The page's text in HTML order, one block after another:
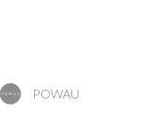
POWAU